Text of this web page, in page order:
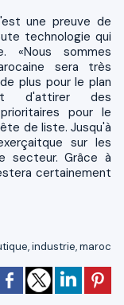
une preuve de
technologie qui
«Nous sommes
sera très
plus pour le plan
d'attirer des
pour le
de liste. Jusqu'à
sur les
secteur. Grâce à
certainement
,industrie,maroc